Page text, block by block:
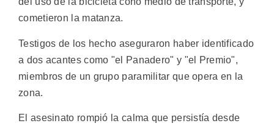
cometieron la matanza.
Testigos de los hecho aseguraron haber identificado
a dos acantes como "el Panadero" y "el Premio",
miembros de un grupo paramilitar que opera en la
zona.
El asesinato rompió la calma que persistía desde